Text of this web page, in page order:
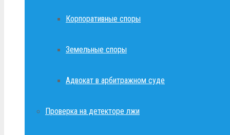
Корпоративные споры
Земельные споры
Адвокат в арбитражном суде
Проверка на детекторе лжи